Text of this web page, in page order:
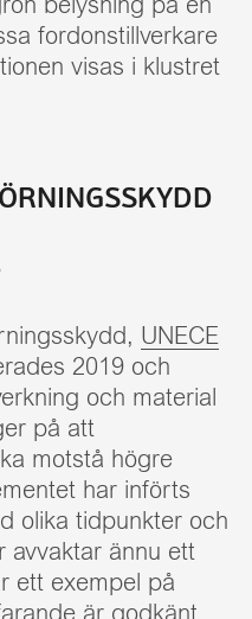
belysning på en
fordonstillverkare
visas i klustret
UNECE
2019 och
och material
på att
motstå högre
har införts
olika tidpunkter och
avvaktar ännu ett
ett exempel på
är godkänt.